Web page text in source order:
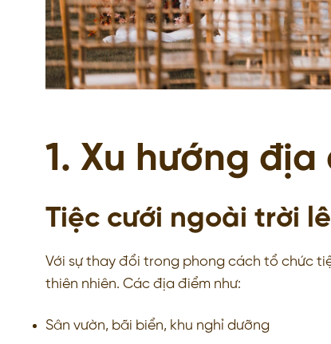
1. Xu hướng
Tiệc cưới ngoài trời
Với sự thay đổi trong phong cách tổ chức
thiên nhiên. Các địa điểm như:
Sân vườn, bãi biển, khu nghỉ dưỡng